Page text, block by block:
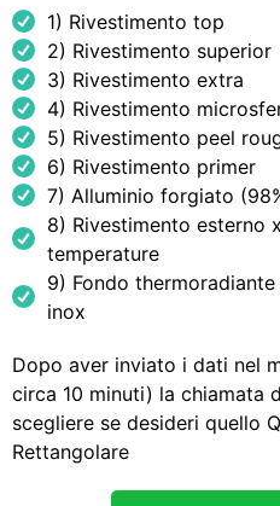
1) Rivestimento top
2) Rivestimento superior
3) Rivestimento extra
4) Rivestimento
5) Rivestimento peel
6) Rivestimento primer
7) Alluminio forgiato
8) Rivestimento esterno
temperature
9) Fondo
inox
Dopo aver inviato i dati nel
circa 10 minuti) la chiamata
scegliere se desideri quello
Rettangolare